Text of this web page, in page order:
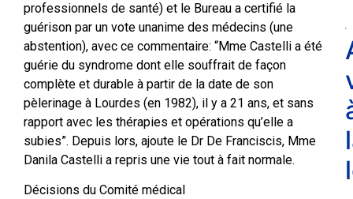
professionnels de santé) et le Bureau a certifié la
guérison par un vote unanime des médecins (une
abstention), avec ce commentaire: “Mme Castelli a été
guérie du syndrome dont elle souffrait de façon
complète et durable à partir de la date de son
pèlerinage à Lourdes (en 1982), il y a 21 ans, et sans
rapport avec les thérapies et opérations qu’elle a
subies”. Depuis lors, ajoute le Dr De Franciscis, Mme
Danila Castelli a repris une vie tout à fait normale.
Décisions du Comité médical